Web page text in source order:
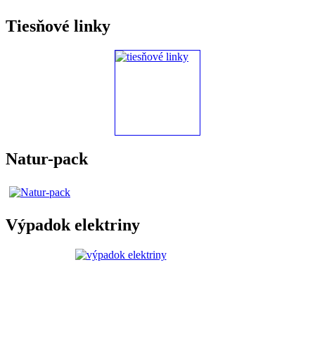
Tiesňové linky
Natur-pack
Výpadok elektriny